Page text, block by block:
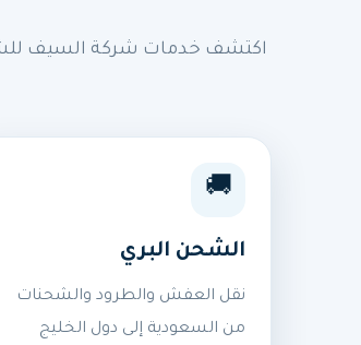
اكتشف خدمات شركة السيف
🚚
الشحن البري
نقل العفش والطرود والشحنات
من السعودية إلى دول الخليج